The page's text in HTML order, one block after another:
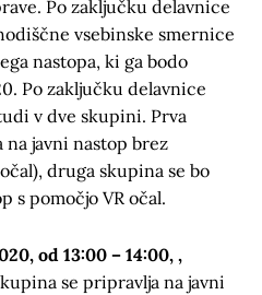
Po zaključku delavnice
vsebinske smernice
nastopa, ki ga bodo
Po zaključku delavnice
v dve skupini. Prva
javni nastop brez
druga skupina se bo
s pomočjo VR očal.
od 13:00 – 14:00, ,
se pripravlja na javni